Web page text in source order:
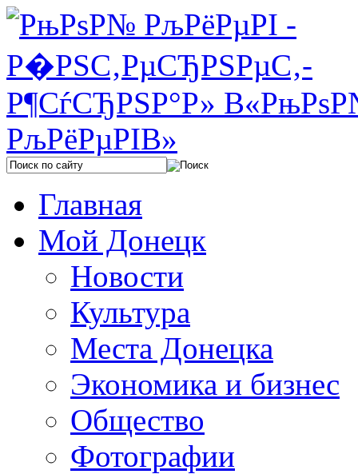
Главная
Мой Донецк
Новости
Культура
Места Донецка
Экономика и бизнес
Общество
Фотографии